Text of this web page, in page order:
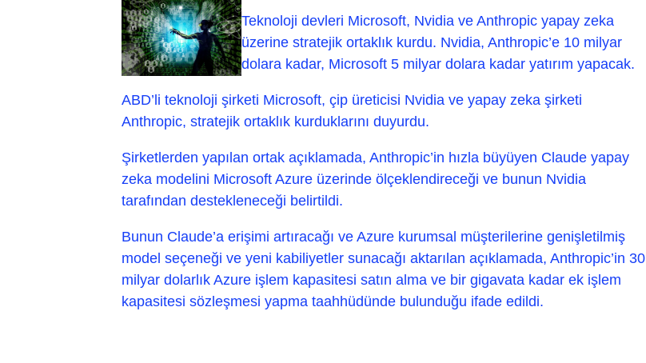
Teknoloji devleri Microsoft, Nvidia ve Anthropic yapay zeka
üzerine stratejik ortaklık kurdu. Nvidia, Anthropic’e 10 milyar
dolara kadar, Microsoft 5 milyar dolara kadar yatırım yapacak.
ABD’li teknoloji şirketi Microsoft, çip üreticisi Nvidia ve yapay zeka şirketi
Anthropic, stratejik ortaklık kurduklarını duyurdu.
Şirketlerden yapılan ortak açıklamada, Anthropic’in hızla büyüyen Claude yapay
zeka modelini Microsoft Azure üzerinde ölçeklendireceği ve bunun Nvidia
tarafından destekleneceği belirtildi.
Bunun Claude’a erişimi artıracağı ve Azure kurumsal müşterilerine genişletilmiş
model seçeneği ve yeni kabiliyetler sunacağı aktarılan açıklamada, Anthropic’in 30
milyar dolarlık Azure işlem kapasitesi satın alma ve bir gigavata kadar ek işlem
kapasitesi sözleşmesi yapma taahhüdünde bulunduğu ifade edildi.